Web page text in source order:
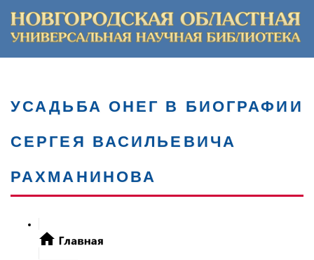
УСАДЬБА ОНЕГ В БИОГРАФИИ
СЕРГЕЯ ВАСИЛЬЕВИЧА
РАХМАНИНОВА